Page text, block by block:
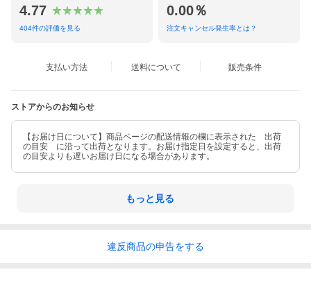
4.77
404件の評価を見る
0.00％
注文キャンセル発生率とは？
支払い方法 送料について 販売条件
ストアからのお知らせ
【お届け日について】商品ページの配送情報の欄に表示された 出荷
の目安 に沿って出荷となります。お届け指定日を設定すると、出荷
の目安よりも遅いお届け日になる場合があります。
もっと見る
違反商品の申告をする